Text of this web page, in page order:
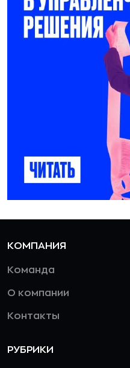
КОМПАНИЯ
Команда
О компании
Контакты
РУБРИКИ